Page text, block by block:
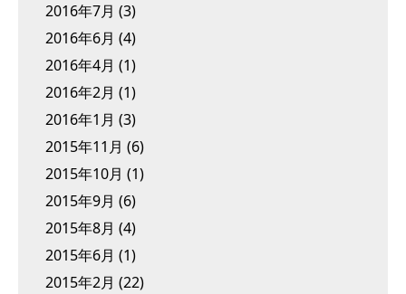
2016年7月 (3)
2016年6月 (4)
2016年4月 (1)
2016年2月 (1)
2016年1月 (3)
2015年11月 (6)
2015年10月 (1)
2015年9月 (6)
2015年8月 (4)
2015年6月 (1)
2015年2月 (22)